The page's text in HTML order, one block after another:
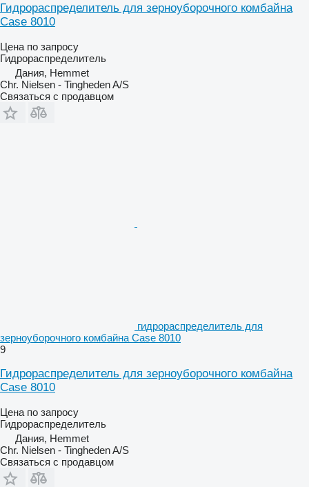
Гидрораспределитель для зерноуборочного комбайна
Case 8010
Цена по запросу
Гидрораспределитель
Дания, Hemmet
Chr. Nielsen - Tingheden A/S
Связаться с продавцом
гидрораспределитель для
зерноуборочного комбайна Case 8010
9
Гидрораспределитель для зерноуборочного комбайна
Case 8010
Цена по запросу
Гидрораспределитель
Дания, Hemmet
Chr. Nielsen - Tingheden A/S
Связаться с продавцом